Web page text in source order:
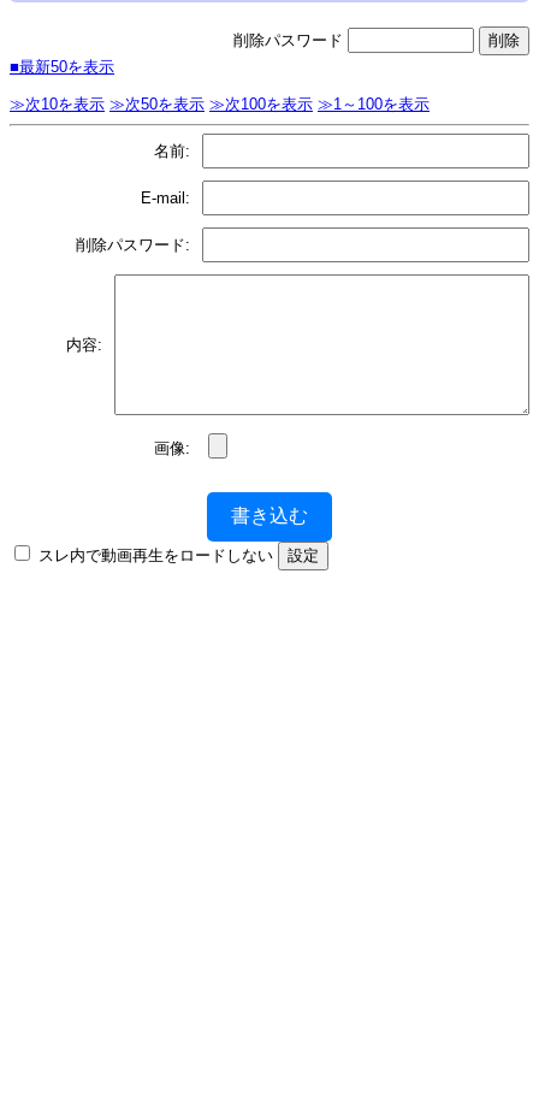
削除パスワード
■最新50を表示
≫次10を表示 ≫次50を表示 ≫次100を表示 ≫1～100を表示
名前:
E-mail:
削除パスワード:
内容:
画像:
書き込む
スレ内で動画再生をロードしない